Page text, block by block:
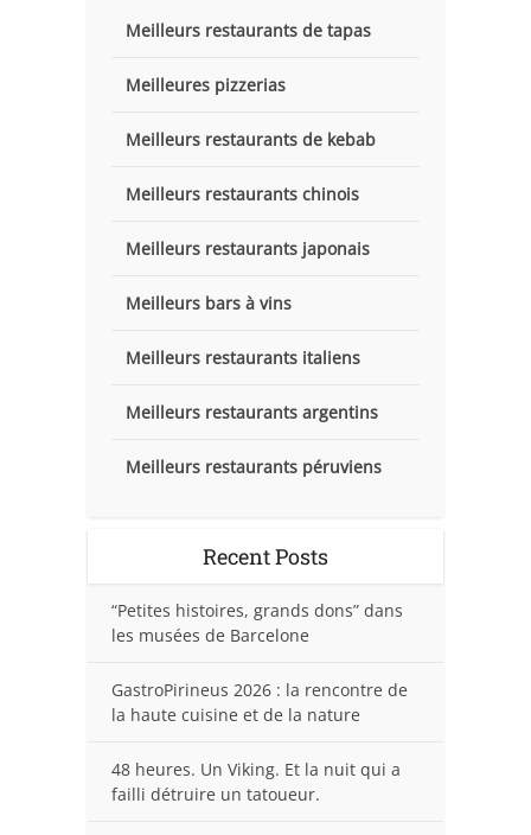
Meilleurs restaurants de tapas
Meilleures pizzerias
Meilleurs restaurants de kebab
Meilleurs restaurants chinois
Meilleurs restaurants japonais
Meilleurs bars à vins
Meilleurs restaurants italiens
Meilleurs restaurants argentins
Meilleurs restaurants péruviens
Recent Posts
“Petites histoires, grands dons” dans
les musées de Barcelone
GastroPirineus 2026 : la rencontre de
la haute cuisine et de la nature
48 heures. Un Viking. Et la nuit qui a
failli détruire un tatoueur.